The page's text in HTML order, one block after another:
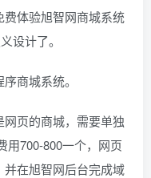
体验旭智网商城系统
设计了。
商城系统。
页的商城，需要单独
用700-800一个，网页
在旭智网后台完成域